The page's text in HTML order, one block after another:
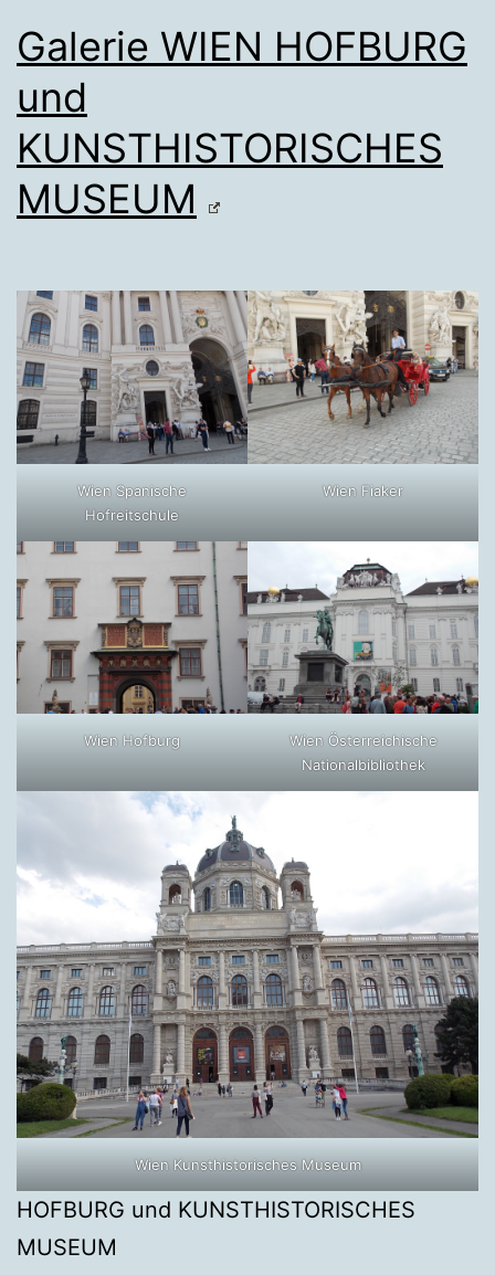
Galerie WIEN HOFBURG
und
KUNSTHISTORISCHES
MUSEUM
Wien Spanische
Hofreitschule
Wien Fiaker
Wien Hofburg
Wien Österreichische
Nationalbibliothek
Wien Kunsthistorisches Museum
HOFBURG und KUNSTHISTORISCHES
MUSEUM